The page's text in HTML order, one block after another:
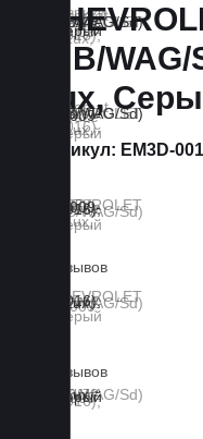
(HB/
Lux,
Артикул: EM3D-
6 отзывов
0 отзывов